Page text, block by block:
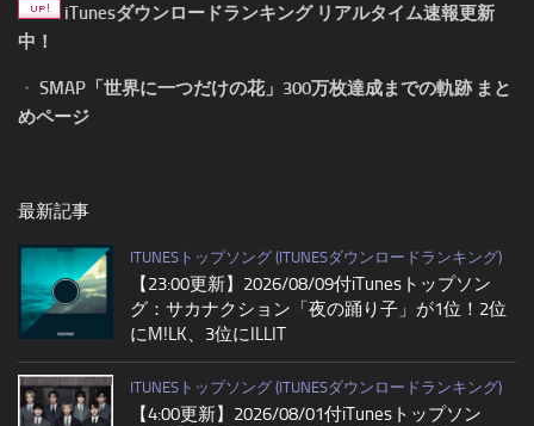
iTunesダウンロードランキング リアルタイム速報更新
中！
・ SMAP「世界に一つだけの花」300万枚達成までの軌跡 まと
めページ
最新記事
ITUNESトップソング (ITUNESダウンロードランキング)
【23:00更新】2026/08/09付iTunesトップソン
グ：サカナクション「夜の踊り子」が1位！2位
にM!LK、3位にILLIT
ITUNESトップソング (ITUNESダウンロードランキング)
【4:00更新】2026/08/01付iTunesトップソン